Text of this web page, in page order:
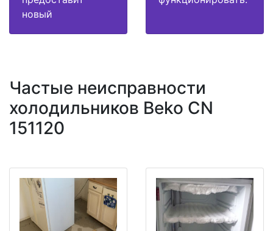
новый
Частые неисправности
холодильников Beko CN
151120